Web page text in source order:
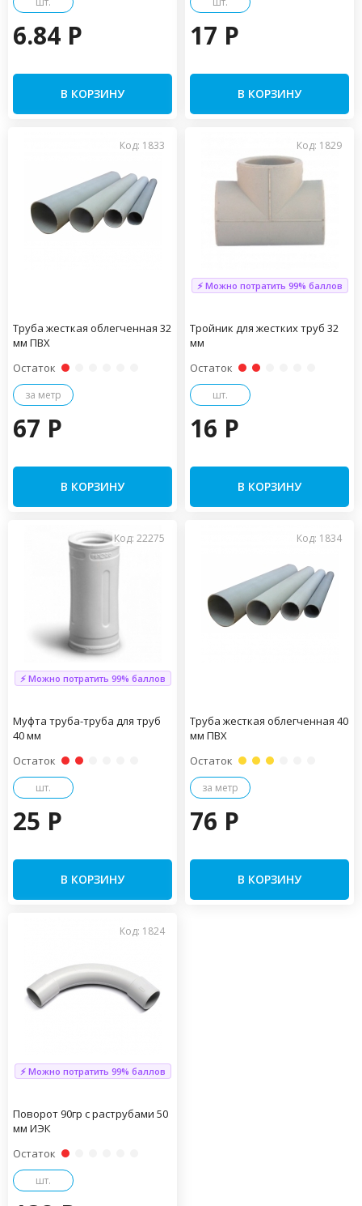
6.84 P
В КОРЗИНУ
17 P
В КОРЗИНУ
Код: 1833
Труба жесткая облегченная 32
мм ПВХ
Остаток
за метр
67 P
В КОРЗИНУ
Код: 1829
⚡ Можно потратить 99% баллов
Тройник для жестких труб 32
мм
Остаток
шт.
16 P
В КОРЗИНУ
Код: 22275
⚡ Можно потратить 99% баллов
Муфта труба-труба для труб
40 мм
Остаток
шт.
25 P
В КОРЗИНУ
Код: 1834
Труба жесткая облегченная 40
мм ПВХ
Остаток
за метр
76 P
В КОРЗИНУ
Код: 1824
⚡ Можно потратить 99% баллов
Поворот 90гр с раструбами 50
мм ИЭК
Остаток
шт.